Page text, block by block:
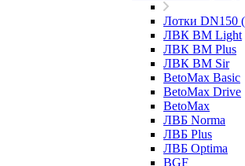
Лотки DN150
ЛВК ВМ Light
ЛВК ВМ Plus
ЛВК ВМ Sir
BetoMax Basic
BetoMax Drive
BetoMax
ЛВБ Norma
ЛВБ Plus
ЛВБ Optima
BGF